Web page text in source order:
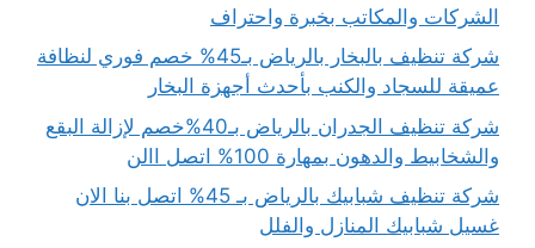
الشركات والمكاتب بخبرة واحتراف
شركة تنظيف بالبخار بالرياض بـ45% خصم فوري لنظافة
عميقة للسجاد والكنب بأحدث أجهزة البخار
شركة تنظيف الجدران بالرياض بـ40%خصم لإزالة البقع
والشخابيط والدهون بمهارة 100% اتصل االن
شركة تنظيف شبابيك بالرياض بـ 45% اتصل بنا الان
غسيل شبابيك المنازل والفلل